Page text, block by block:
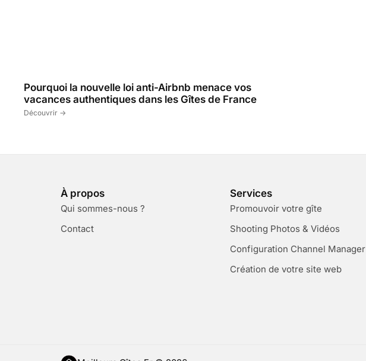
Pourquoi la nouvelle loi anti-Airbnb menace vos
vacances authentiques dans les Gîtes de France
Découvrir ->
À propos
Qui sommes-nous ?
Contact
Services
Promouvoir votre gîte
Shooting Photos & Vidéos
Configuration Channel Manager
Création de votre site web